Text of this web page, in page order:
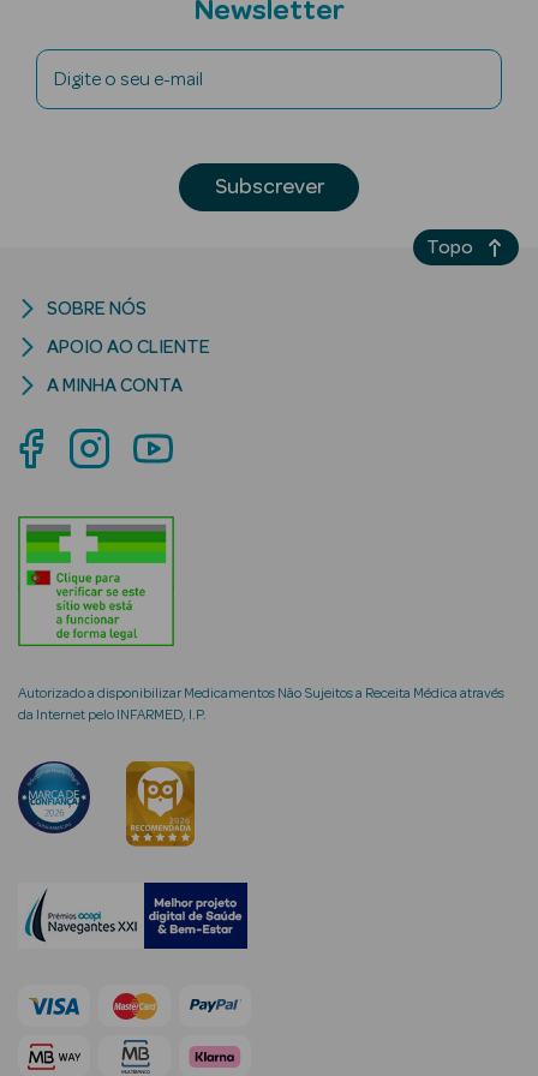
Eau de Toilette
Águas de
Colónia
Ver Tudo
Coffrets de
Coffrets de
Homem
Newsletter
Digite o seu e-mail
Subscrever
Autorizado a disponibilizar Medicamentos Não Sujeitos a Receita Médica através
da Internet pelo INFARMED, I.P.
SOBRE NÓS
APOIO AO CLIENTE
A MINHA CONTA
Topo